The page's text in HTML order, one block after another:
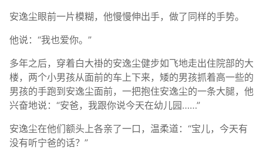
安逸尘眼前一片模糊，他慢慢伸出手，做了同样的手势。
他说：“我也爱你。”
多年之后，穿着白大褂的安逸尘健步如飞地走出住院部的大
楼，两个小男孩从面前的车上下来，矮的男孩抓着高一些的
男孩的手跑到安逸尘面前，一把抱住安逸尘的一条大腿，他
兴奋地说：“安爸，我跟你说今天在幼儿园……”
安逸尘在他们额头上各亲了一口，温柔道：“宝儿，今天有
没有听宁爸的话？”